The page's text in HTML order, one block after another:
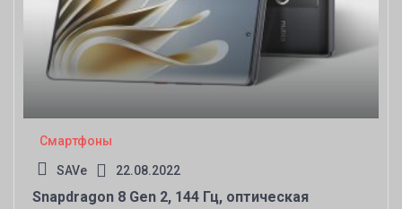
Смартфоны
SAVe 22.08.2022
Snapdragon 8 Gen 2, 144 Гц, оптическая